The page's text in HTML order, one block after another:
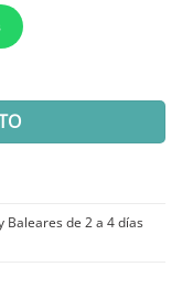
Baleares de 2 a 4 días